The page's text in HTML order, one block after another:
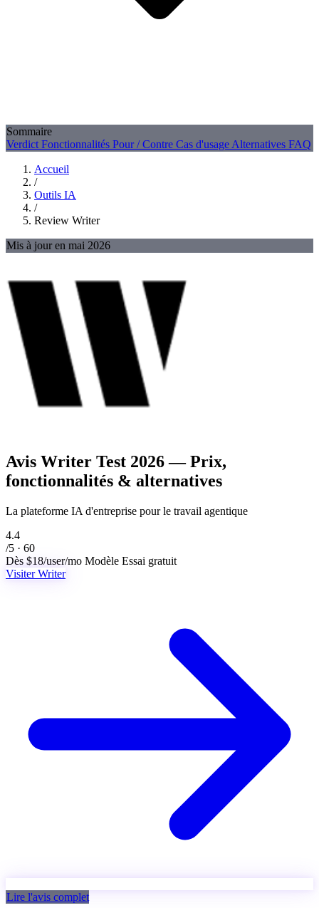
Sommaire
Verdict Fonctionnalités Pour / Contre Cas d'usage Alternatives FAQ
Accueil
/
Outils IA
/
Review Writer
Mis à jour en mai 2026
Avis Writer Test 2026 — Prix,
fonctionnalités & alternatives
La plateforme IA d'entreprise pour le travail agentique
4.4
/5 · 60
Dès $18/user/mo Modèle Essai gratuit
Visiter Writer
Lire l'avis complet